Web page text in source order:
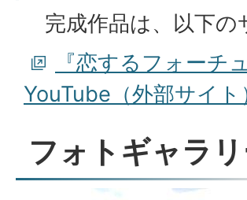
完成作品は、以下の
『恋するフォー
YouTube（外部サイト
フォトギャラ